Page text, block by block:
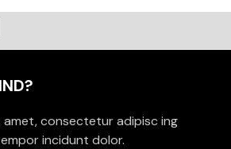
amet, consectetur adipisc ing
incidunt dolor.